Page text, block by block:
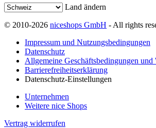
Land ändern
© 2010-2026 niceshops GmbH - All rights
Impressum und Nutzungsbedingungen
Datenschutz
Allgemeine Geschäftsbedingungen
Barrierefreiheitserklärung
Datenschutz-Einstellungen
Unternehmen
Weitere nice Shops
Vertrag widerrufen